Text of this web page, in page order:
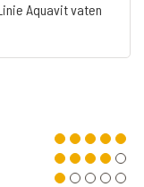
Aquavit vaten